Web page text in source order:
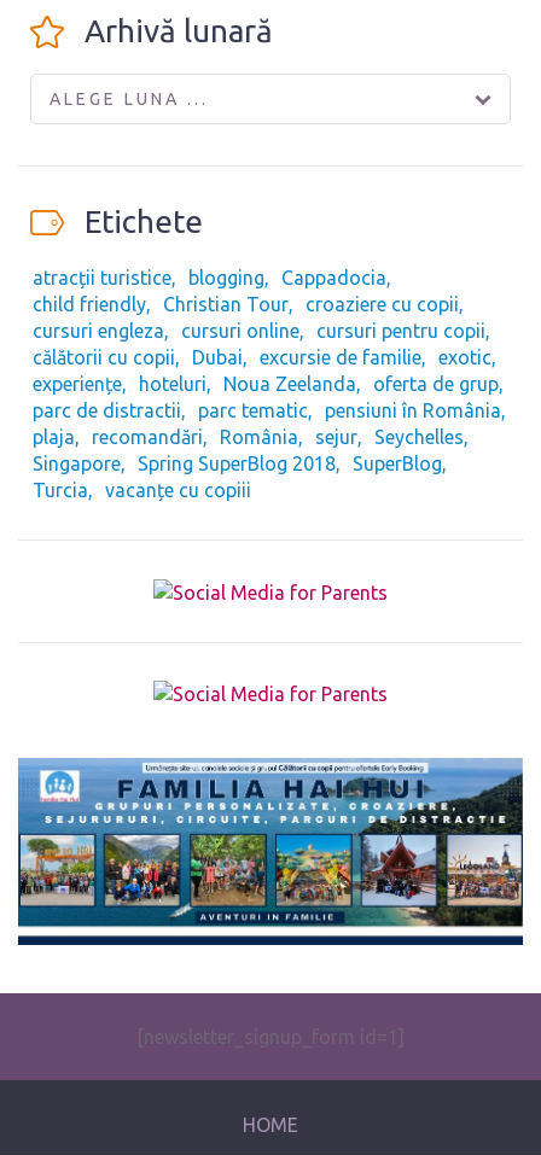
Arhivă lunară
ALEGE LUNA ...
Etichete
atracții turistice blogging
Cappadocia
child friendly
Christian Tour
croaziere cu copii
cursuri engleza
cursuri online
cursuri pentru copii
călătorii cu copii
Dubai excursie de familie
exotic
experiențe
hoteluri Noua Zeelanda
oferta de grup
parc de distractii
parc tematic
pensiuni în România
plaja
recomandări România sejur
Seychelles
Singapore
Spring SuperBlog 2018
SuperBlog
Turcia
vacanțe cu copiii
The form you have selected does not exist.
[newsletter_signup_form id=1]
HOME